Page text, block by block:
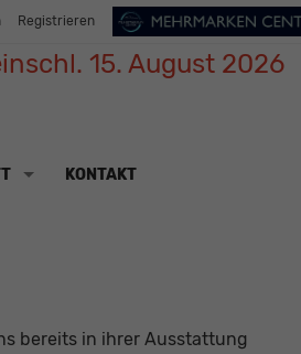
Registrieren
15. August 2026
KONTAKT
bereits in ihrer Ausstattung